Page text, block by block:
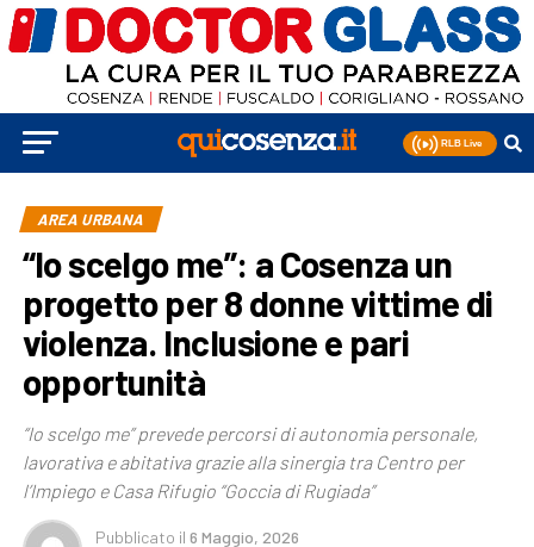
AREA URBANA
“Io scelgo me”: a Cosenza un
progetto per 8 donne vittime di
violenza. Inclusione e pari
opportunità
“Io scelgo me” prevede percorsi di autonomia personale,
lavorativa e abitativa grazie alla sinergia tra Centro per
l’Impiego e Casa Rifugio “Goccia di Rugiada”
Pubblicato il 6 Maggio, 2026